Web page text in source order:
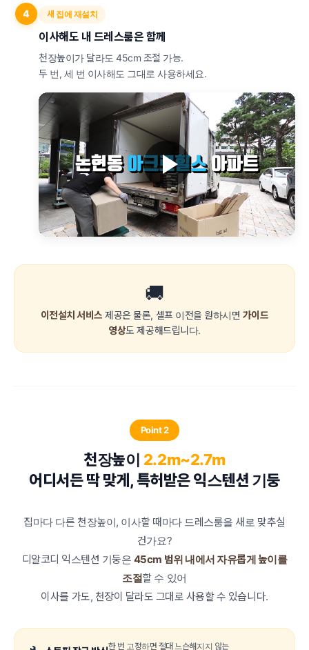
4 새 집에 재설치
이사해도 내 드레스룸은 함께
천장높이가 달라도 45cm 조절 가능.
두 번, 세 번 이사해도 그대로 사용하세요.
🚚
이전설치 서비스 제공은 물론, 셀프 이전을 원하시면 가이드
영상도 제공해드립니다.
Point 2
천장높이 2.2m~2.7m
어디서든 딱 맞게, 특허받은 익스텐션 기둥
집마다 다른 천장높이, 이사할 때마다 드레스룸을 새로 맞추실
건가요?
디알코디 익스텐션 기둥은 45cm 범위 내에서 자유롭게 높이를
조절할 수 있어
이사를 가도, 천장이 달라도 그대로 사용할 수 있습니다.
한 번 고정하면 절대 느슨해지지 않는